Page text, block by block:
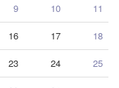
9 10 11
16 17 18
23 24 25